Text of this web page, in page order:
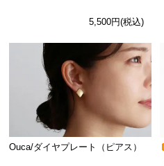
5,500円(税込)
Ouca/ダイヤプレート（ピアス）